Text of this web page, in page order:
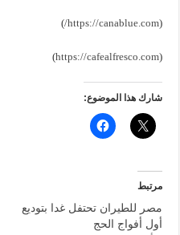
(
https://canablue.com/
)
(
https://cafealfresco.com
)
شارك هذا الموضوع:
مرتبط
مصر للطيران تحتفل غدا بتوديع
أول أفواج الحج